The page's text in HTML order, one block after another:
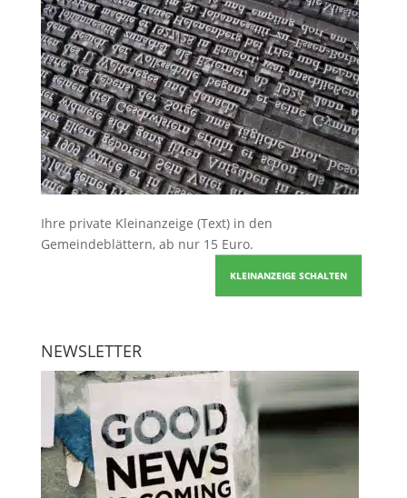
Ihre private Kleinanzeige (Text) in den
Gemeindeblättern, ab nur 15 Euro.
KLEINANZEIGE SCHALTEN
NEWSLETTER